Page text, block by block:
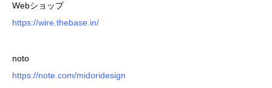
Webショップ
https://wire.thebase.in/
noto
https://note.com/midoridesign